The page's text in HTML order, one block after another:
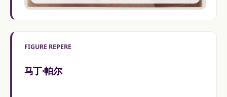
FIGURE REPERE
马丁·帕尔